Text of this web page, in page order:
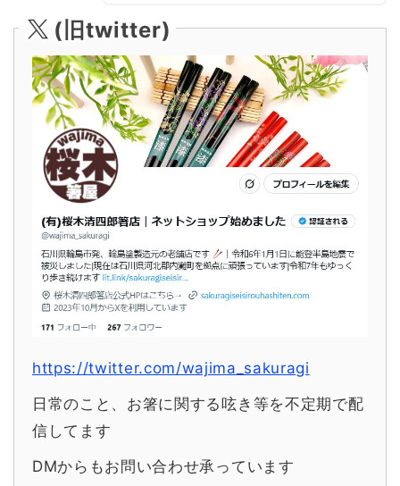
(旧twitter)
https://twitter.com/wajima_sakuragi
日常のこと、お箸に関する呟き等を不定期で配
信してます
DMからもお問い合わせ承っています